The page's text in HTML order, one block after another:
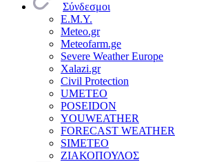
Σύνδεσμοι
Ε.Μ.Υ.
Meteo.gr
Meteofarm.ge
Severe Weather Europe
Xalazi.gr
Civil Protection
UMETEO
POSEIDON
YOUWEATHER
FORECAST WEATHER
SIMETEO
ΖΙΑΚΟΠΟΥΛΟΣ